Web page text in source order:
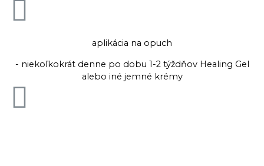
aplikácia na opuch
- niekoľkokrát denne po dobu 1-2 týždňov Healing Gel
alebo iné jemné krémy